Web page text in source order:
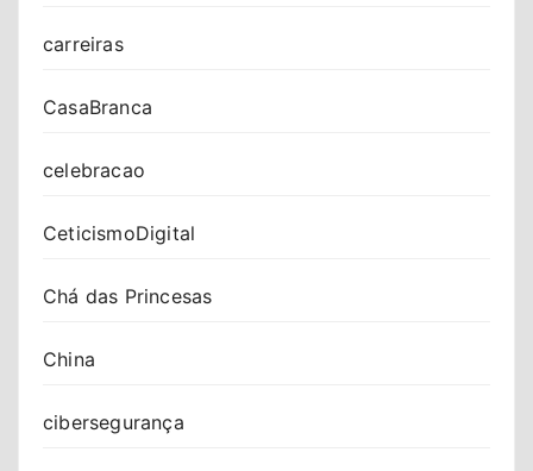
carreiras
CasaBranca
celebracao
CeticismoDigital
Chá das Princesas
China
cibersegurança